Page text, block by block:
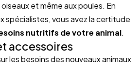
et même aux poules. En
spécialistes, vous avez la certitude
nutritifs de votre animal.
accessoires
les besoins des nouveaux animaux